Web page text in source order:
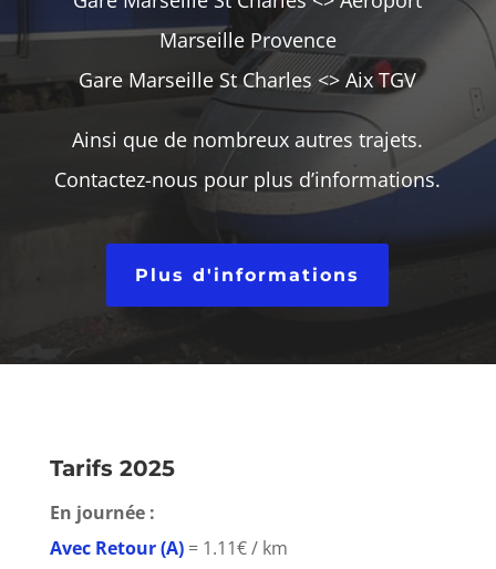
Marseille Provence
Gare Marseille St Charles <> Aix TGV
Ainsi que de nombreux autres trajets.
Contactez-nous pour plus d’informations.
Plus d'informations
Tarifs 2025
En journée :
Avec Retour (A)= 1.11€ / km